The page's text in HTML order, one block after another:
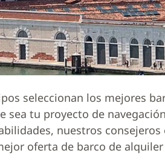
seleccionan los mejores
sea tu proyecto de
nuestros
oferta de barco de